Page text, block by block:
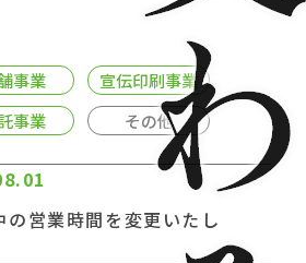
事業
宣伝印刷事業
事業 その他
の営業時間を変更いたし